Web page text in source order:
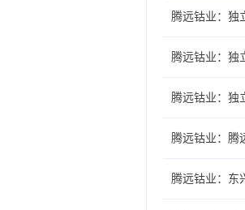
腾远钴业：独
腾远钴业：独
腾远钴业：独
腾远钴业：腾
腾远钴业：东